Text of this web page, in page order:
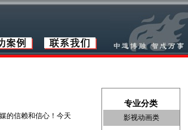
的信赖和信心！今天
专业分类
影视动画类